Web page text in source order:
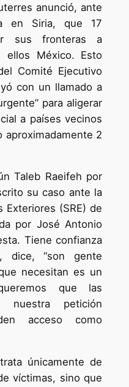
anunció, ante
en Siria, que 17
sus fronteras a
ellos México. Esto
Comité Ejecutivo
con un llamado a
para aligerar
a países vecinos
aproximadamente 2
Taleb Raeifeh por
su caso ante la
Exteriores (SRE) de
por José Antonio
Tiene confianza
dice, “son gente
necesitan es un
que las
nuestra petición
acceso como
únicamente de
víctimas, sino que